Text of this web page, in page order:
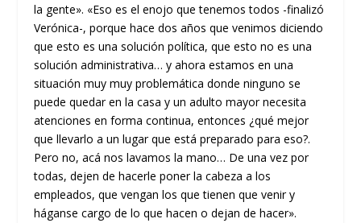
la gente». «Eso es el enojo que tenemos todos -finalizó
Verónica-, porque hace dos años que venimos diciendo
que esto es una solución política, que esto no es una
solución administrativa… y ahora estamos en una
situación muy muy problemática donde ninguno se
puede quedar en la casa y un adulto mayor necesita
atenciones en forma continua, entonces ¿qué mejor
que llevarlo a un lugar que está preparado para eso?.
Pero no, acá nos lavamos la mano… De una vez por
todas, dejen de hacerle poner la cabeza a los
empleados, que vengan los que tienen que venir y
háganse cargo de lo que hacen o dejan de hacer».